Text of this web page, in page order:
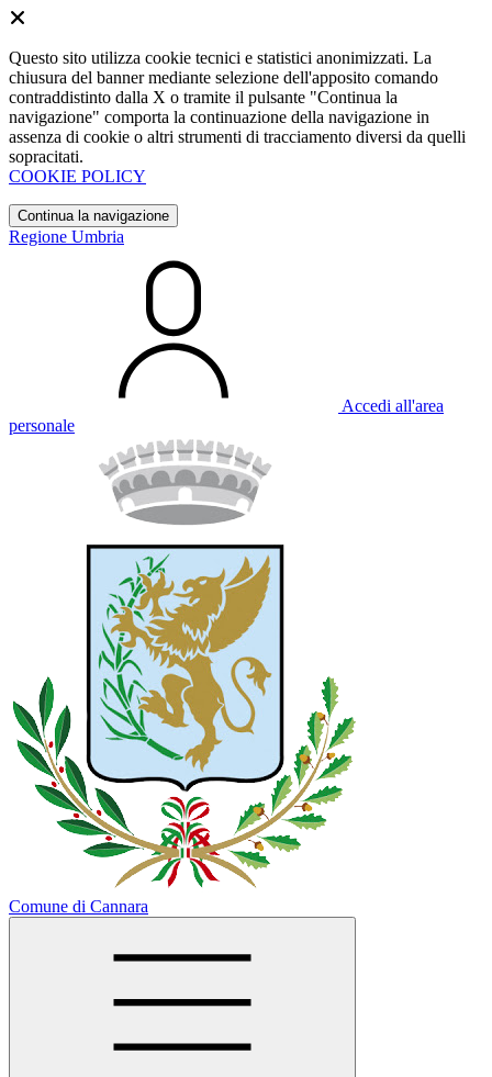
Questo sito utilizza cookie tecnici e statistici anonimizzati. La
chiusura del banner mediante selezione dell'apposito comando
contraddistinto dalla X o tramite il pulsante "Continua la
navigazione" comporta la continuazione della navigazione in
assenza di cookie o altri strumenti di tracciamento diversi da quelli
sopracitati.
COOKIE POLICY
Continua la navigazione
Regione Umbria
Accedi all'area
personale
Comune di Cannara